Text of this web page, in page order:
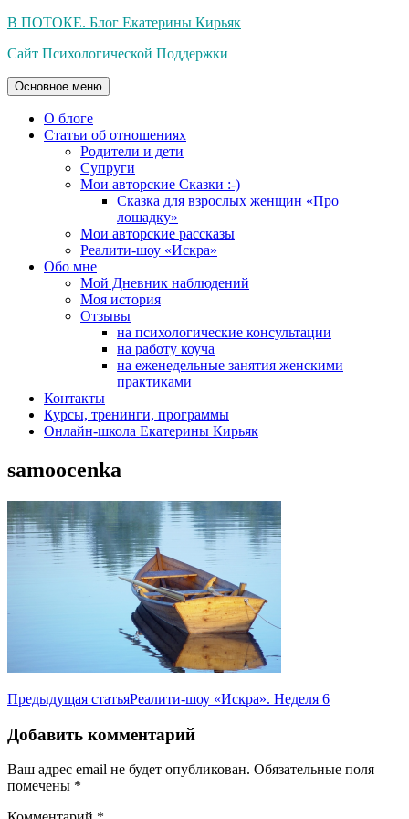
Перейти
содержимому
В ПОТОКЕ. Блог Екатерины Кирьяк
Сайт Психологической Поддержки
Основное меню
О блоге
Статьи об отношениях
Родители и дети
Супруги
Мои авторские Сказки :-)
Сказка для взрослых женщин «Про
лошадку»
Мои авторские рассказы
Реалити-шоу «Искра»
Обо мне
Мой Дневник наблюдений
Моя история
Отзывы
на психологические консультации
на работу коуча
на еженедельные занятия женскими
практиками
Контакты
Курсы, тренинги, программы
Онлайн-школа Екатерины Кирьяк
samoocenka
Навигация
по
записям
Предыдущая статьяРеалити-шоу «Искра». Неделя 6
Добавить комментарий
Ваш адрес email не будет опубликован. Обязательные поля
помечены *